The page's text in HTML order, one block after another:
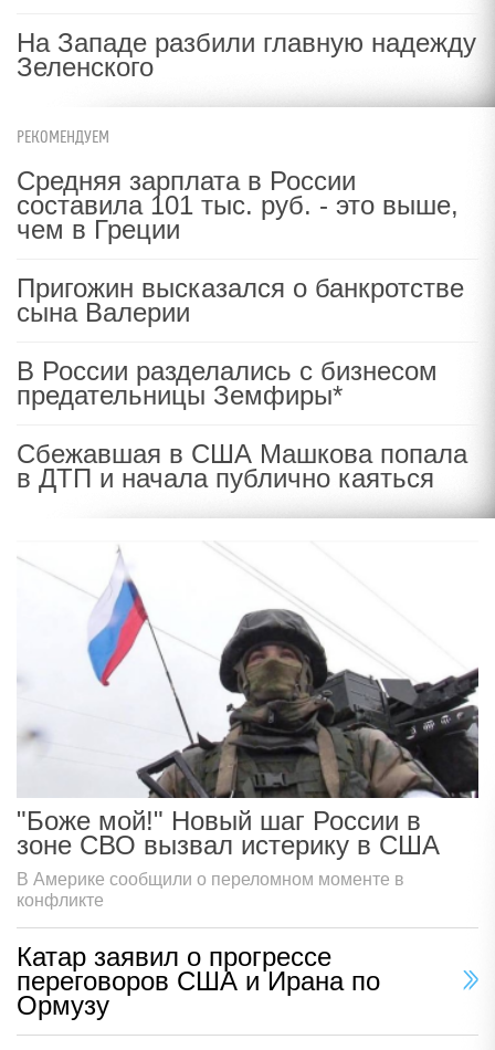
На Западе разбили главную надежду
Зеленского
РЕКОМЕНДУЕМ
Средняя зарплата в России
составила 101 тыс. руб. - это выше,
чем в Греции
Пригожин высказался о банкротстве
сына Валерии
В России разделались с бизнесом
предательницы Земфиры*
Сбежавшая в США Машкова попала
в ДТП и начала публично каяться
"Боже мой!" Новый шаг России в
зоне СВО вызвал истерику в США
В Америке сообщили о переломном моменте в
конфликте
Катар заявил о прогрессе
переговоров США и Ирана по
Ормузу